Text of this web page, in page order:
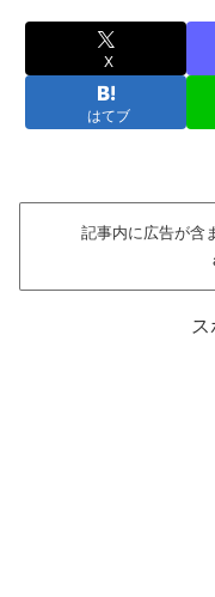
X
はてブ
記事内に広告が含